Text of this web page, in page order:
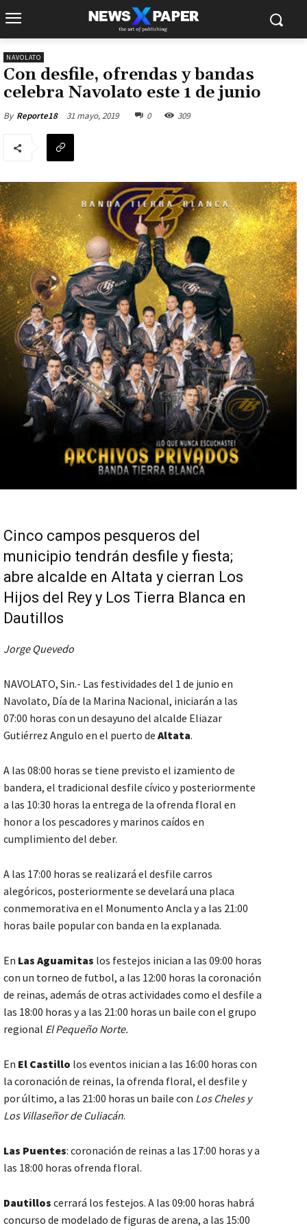
NAVOLATO
Con desfile, ofrendas y bandas
celebra Navolato este 1 de junio
By Reporte18 31 mayo, 2019 0 309
Cinco campos pesqueros del
municipio tendrán desfile y fiesta;
abre alcalde en Altata y cierran Los
Hijos del Rey y Los Tierra Blanca en
Dautillos
Jorge Quevedo
NAVOLATO, Sin.- Las festividades del 1 de junio en
Navolato, Día de la Marina Nacional, iniciarán a las
07:00 horas con un desayuno del alcalde Eliazar
Gutiérrez Angulo en el puerto de Altata.
A las 08:00 horas se tiene previsto el izamiento de
bandera, el tradicional desfile cívico y posteriormente
a las 10:30 horas la entrega de la ofrenda floral en
honor a los pescadores y marinos caídos en
cumplimiento del deber.
A las 17:00 horas se realizará el desfile carros
alegóricos, posteriormente se develará una placa
conmemorativa en el Monumento Ancla y a las 21:00
horas baile popular con banda en la explanada.
En Las Aguamitas los festejos inician a las 09:00 horas
con un torneo de futbol, a las 12:00 horas la coronación
de reinas, además de otras actividades como el desfile a
las 18:00 horas y a las 21:00 horas un baile con el grupo
regional El Pequeño Norte.
En El Castillo los eventos inician a las 16:00 horas con
la coronación de reinas, la ofrenda floral, el desfile y
por último, a las 21:00 horas un baile con Los Cheles y
Los Villaseñor de Culiacán.
Las Puentes: coronación de reinas a las 17:00 horas y a
las 18:00 horas ofrenda floral.
Dautillos cerrará los festejos. A las 09:00 horas habrá
concurso de modelado de figuras de arena, a las 15:00